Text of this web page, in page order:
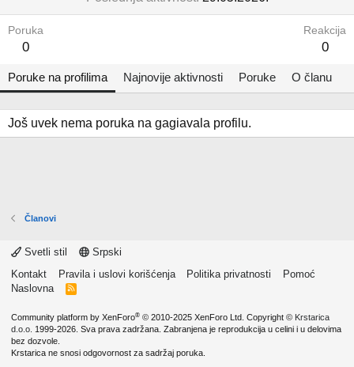
Poruka
0
Reakcija
0
Poruke na profilima Najnovije aktivnosti Poruke O članu
Još uvek nema poruka na gagiavala profilu.
Članovi
Svetli stil
Srpski
Kontakt
Pravila i uslovi korišćenja Politika privatnosti
Pomoć
Naslovna
R
Community platform by XenForo® © 2010-2025 XenForo Ltd. Copyright © Krstarica
d.o.o. 1999-2026. Sva prava zadržana. Zabranjena je reprodukcija u celini i u delovima
bez dozvole.
Krstarica ne snosi odgovornost za sadržaj poruka.